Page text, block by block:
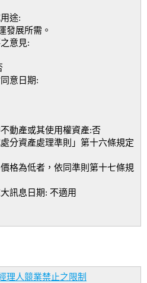
途:
發展所需。
意見:
意日期:
動產或其使用權資產:否
分資產處理準則」第十六條規定
格為低者，依同準則第十七條規
訊息日期: 不適用
理人競業禁止之限制